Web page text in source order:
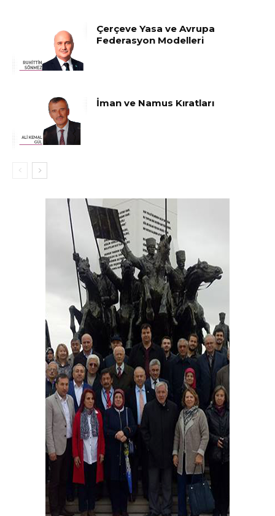
Çerçeve Yasa ve Avrupa
Federasyon Modelleri
İman ve Namus Kıratları